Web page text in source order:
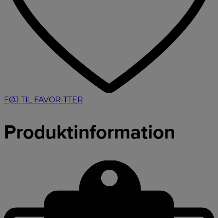
FØJ TIL FAVORITTER
Produktinformation